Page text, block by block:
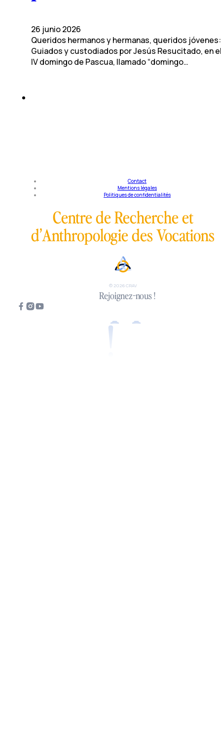
26 junio 2026
Queridos hermanos y hermanas, queridos jóvenes:
Guiados y custodiados por Jesús Resucitado, en
IV domingo de Pascua, llamado “domingo…
Contact
Mentions légales
Politiques de confidentialités
Centre de Recherche et
d’Anthropologie des Vocations
© 2026 CRAV
Rejoignez-nous !
Tous appelés
!